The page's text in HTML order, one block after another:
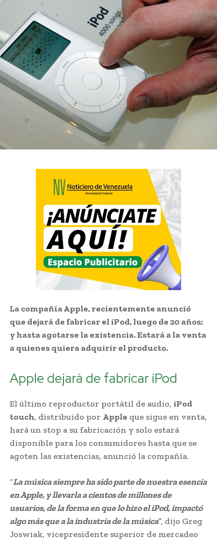
La compañía Apple, recientemente anunció
que dejará de fabricar el iPod, luego de 20 años;
y hasta agotarse la existencia. Estará a la venta
a quienes quiera adquirir el producto.
Apple dejará de fabricar iPod
El último reproductor portátil de audio, iPod
touch, distribuido por Apple que sigue en venta,
hará un stop a su fabricación y solo estará
disponible para los consumidores hasta que se
agoten las existencias, anunció la compañía.
“La música siempre ha sido parte de nuestra esencia
en Apple, y llevarla a cientos de millones de
usuarios, de la forma en que lo hizo el iPod, impactó
algo más que a la industria de la música”, dijo Greg
Joswiak, vicepresidente superior de mercadeo